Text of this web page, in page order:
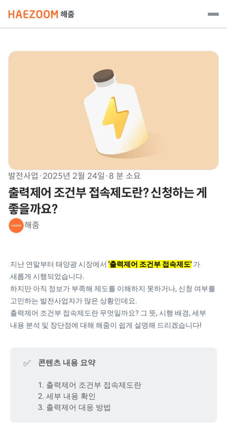
발전사업 ·2025년 2월 24일 ·8 분 소요
출력제어 조건부 접속제도란? 신청하는 게
좋을까요?
해줌
지난 연말부터 태양광 시장에서 '출력제어 조건부 접속제도' 가
새롭게 시행되었습니다.
하지만 아직 정보가 부족해 제도를 이해하지 못하거나, 신청 여부를
고민하는 발전사업자가 많은 상황인데요.
출력제어 조건부 접속제도란 무엇일까요? 그 뜻, 시행 배경, 세부
내용 분석 및 장단점에 대해 해줌이 쉽게 설명해 드리겠습니다!
✅ 콘텐츠 내용 요약
1. 출력제어 조건부 접속제도란
2. 세부 내용 확인
3. 출력제어 대응 방법